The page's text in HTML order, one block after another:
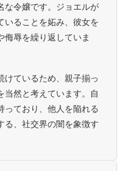
な令嬢です。ジョエルが
いることを妬み、彼女を
侮辱を繰り返していま
けているため、親子揃っ
当然と考えています。自
っており、他人を陥れる
る、社交界の闇を象徴す